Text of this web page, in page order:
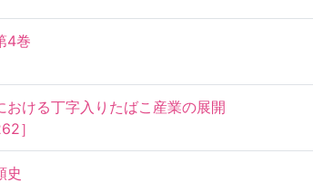
4巻
おける丁字入りたばこ産業の展開
］
史